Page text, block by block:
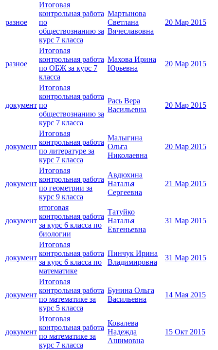
разное
Итоговая
контрольная работа
по
обществознанию за
курс 7 класса
Мартынова
Светлана
Вячеславовна
20 Мар 2015
разное
Итоговая
контрольная работа
по ОБЖ за курс 7
класса
Махова Ирина
Юрьевна
20 Мар 2015
документ
Итоговая
контрольная работа
по
обществознанию за
курс 7 класса
Рась Вера
Васильевна
20 Мар 2015
документ
Итоговая
контрольная работа
по литературе за
курс 7 класса
Малыгина
Ольга
Николаевна
20 Мар 2015
документ
Итоговая
контрольная работа
по геометрии за
курс 9 класса
Авдюхина
Наталья
Сергеевна
21 Мар 2015
документ
итоговая
контрольная работа
за курс 6 класса по
биологии
Татуйко
Наталья
Евгеньевна
31 Мар 2015
документ
Итоговая
контрольная работа
за курс 6 класса по
математике
Пинчук Ирина
Владимировна
31 Мар 2015
документ
Итоговая
контрольная работа
по математике за
курс 5 класса
Бунина Ольга
Васильевна
14 Мая 2015
документ
Итоговая
контрольная работа
по математике за
курс 7 класса
Ковалева
Надежда
Ашимовна
15 Окт 2015